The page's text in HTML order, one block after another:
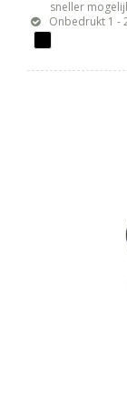
sneller
Onbedrukt 1 -